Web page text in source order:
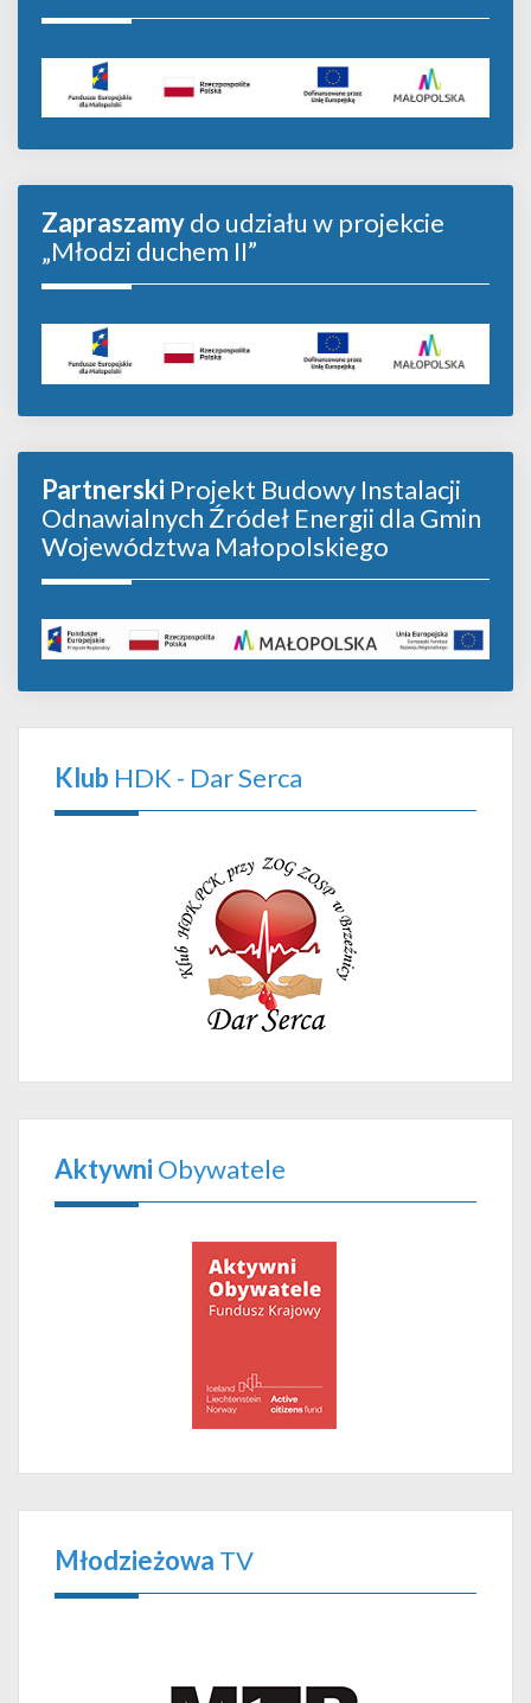
Zapraszamydo udziału w projekcie
„Młodzi duchem II”
Partnerski Projekt Budowy Instalacji
Odnawialnych Źródeł Energii dla Gmin
Województwa Małopolskiego
Klub HDK - Dar Serca
Aktywni Obywatele
Młodzieżowa TV